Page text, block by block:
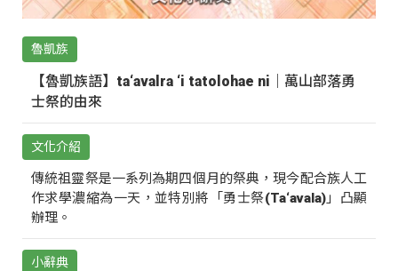
魯凱族
【魯凱族語】ta‘avalra ‘i tatolohae ni｜萬山部落勇
士祭的由來
文化介紹
傳統祖靈祭是一系列為期四個月的祭典，現今配合族人工
作求學濃縮為一天，並特別將「勇士祭(Ta‘avala)」凸顯
辦理。
小辭典